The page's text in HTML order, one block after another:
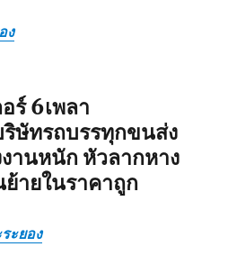
ง
ร์ 6เพลา
ษัทรถบรรทุกขนส่ง
งานหนัก หัวลากหาง
ายในราคาถูก
ะยอง